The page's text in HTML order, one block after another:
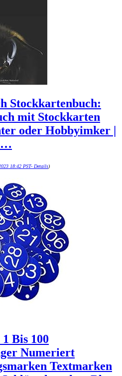
Stockkartenbuch:
mit Stockkarten
oder Hobbyimker |
18:42 PST- Details)
Bis 100
Numeriert
Textmarken